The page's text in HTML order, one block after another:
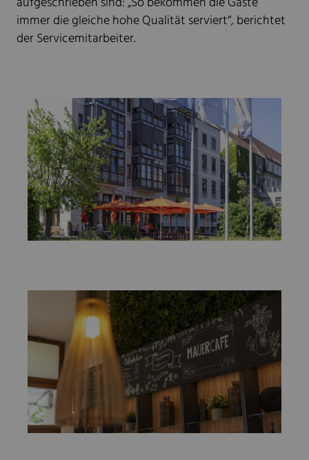
immer die gleiche hohe Qualität serviert“, berichtet
der Servicemitarbeiter.